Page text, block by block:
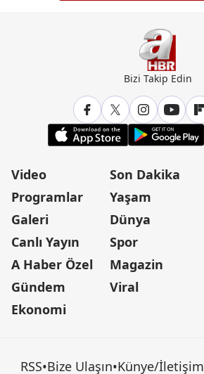
Bizi Takip Edin
Video
Programlar
Galeri
Canlı Yayın
A Haber Özel
Gündem
Ekonomi
Son Dakika
Yaşam
Dünya
Spor
Magazin
Viral
RSS•Bize Ulaşın•Künye/İletişim